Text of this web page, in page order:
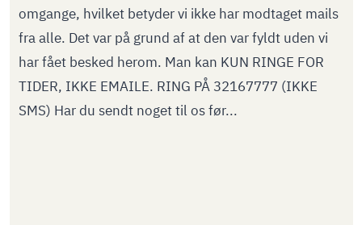
omgange, hvilket betyder vi ikke har modtaget mails
fra alle. Det var på grund af at den var fyldt uden vi
har fået besked herom. Man kan KUN RINGE FOR
TIDER, IKKE EMAILE. RING PÅ 32167777 (IKKE
SMS) Har du sendt noget til os før...